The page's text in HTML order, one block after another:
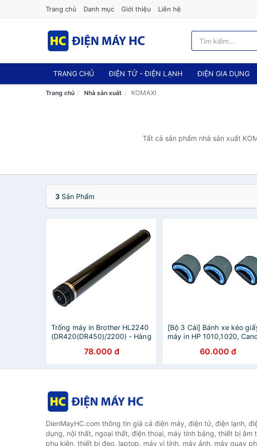
Trang chủ Danh mục Giới thiệu Liên hệ
TRANG CHỦ ĐIỆN TỬ - ĐIỆN LẠNH ĐIỆN GIA DỤNG
Trang chủ Nhà sản xuất KOMAXI
Tất cả sản phẩm nhà sản xuất
3 Sản Phẩm
Trống máy in Brother HL2240
(DR420(DR450)/2200) - Hàng
78.000 đ
[Bộ 3 Cái] Bánh xe kéo
máy in HP 1010,1020,
60.000 đ
DienMayHC.com thông tin giá cả điện máy, điện tử, điện lạnh,
dụng, nội thất, ngoại thất, điện thoại, máy tính bảng, thiết bị âm
phụ kiện, thiết bị đeo, laptop, máy vi tính, máy ảnh, máy quay